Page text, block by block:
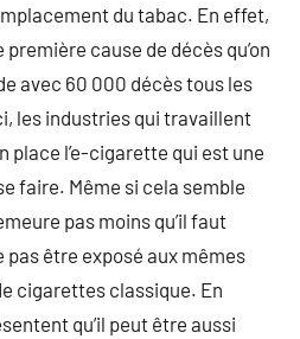
du tabac. En effet,
cause de décès qu’on
avec 60 000 décès tous les
les industries qui travaillent
place l’e-cigarette qui est une
faire. Même si cela semble
pas moins qu’il faut
pas être exposé aux mêmes
cigarettes classique. En
qu’il peut être aussi